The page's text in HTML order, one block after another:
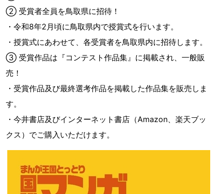
② 受賞者全員を鳥取県に招待！
・令和8年2月頃に鳥取県内で授賞式を行います。
・授賞式にあわせて、各受賞者を鳥取県内に招待します。
③ 受賞作品は『コンテスト作品集』に掲載され、一般販
売！
・受賞作品及び最終選考作品を掲載した作品集を販売しま
す。
・今井書店及びインターネット書店（Amazon、楽天ブッ
クス）でご購入いただけます。